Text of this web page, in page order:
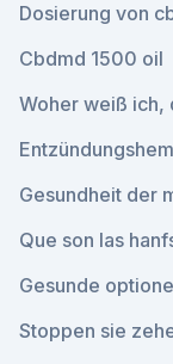
Dosierung von
Cbdmd 1500 oil
Woher weiß ich,
Gesundheit der
Que son las
Gesunde
Stoppen sie